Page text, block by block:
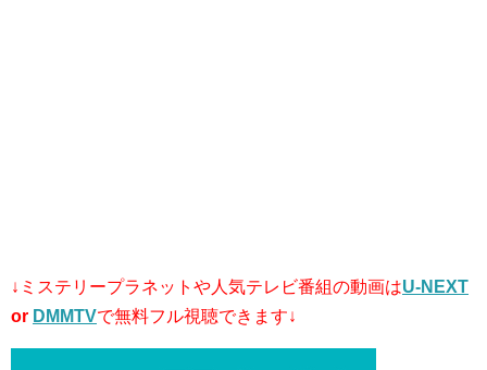
↓ミステリープラネットや人気テレビ番組の動画はU-NEXT
or DMMTVで無料フル視聴できます↓